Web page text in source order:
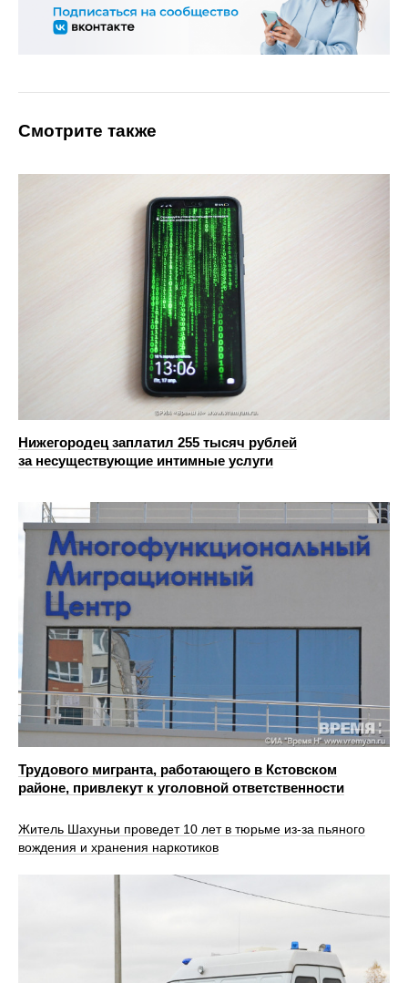
Смотрите также
Нижегородец заплатил 255 тысяч рублей
за несуществующие интимные услуги
Трудового мигранта, работающего в Кстовском
районе, привлекут к уголовной ответственности
Житель Шахуньи проведет 10 лет в тюрьме из-за пьяного
вождения и хранения наркотиков